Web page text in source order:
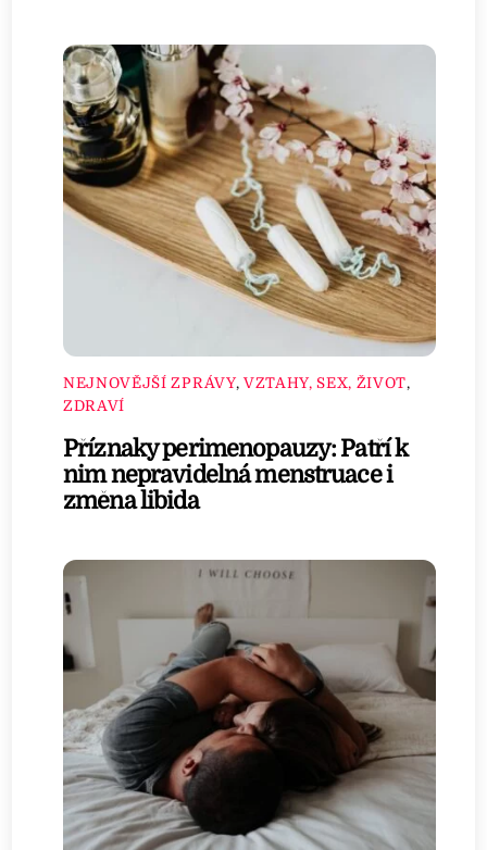
NEJNOVĚJŠÍ ZPRÁVY, VZTAHY, SEX, ŽIVOT,
ZDRAVÍ
Příznaky perimenopauzy: Patří k
nim nepravidelná menstruace i
změna libida